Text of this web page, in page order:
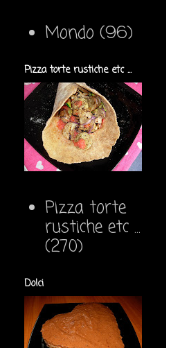
Mondo (96)
Pizza torte rustiche etc ...
Pizza torte
rustiche etc ...
(270)
Dolci